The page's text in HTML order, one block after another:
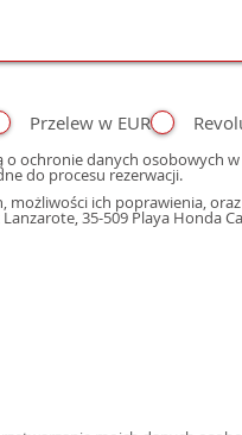
Przelew w EUR
ochronie danych osobowych
do procesu rezerwacji.
ich poprawienia,
35-509 Playa Honda